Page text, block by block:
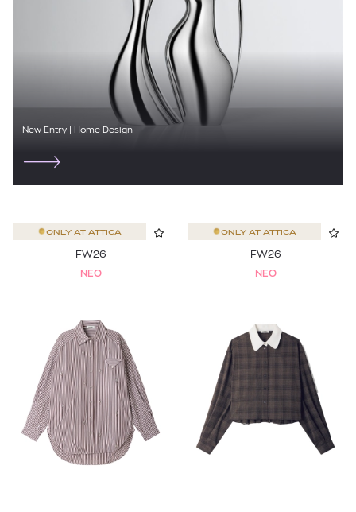
New Entry | Home Design
ONLY AT ATTICA
FW26
NEO
ONLY AT ATTICA
FW26
NEO